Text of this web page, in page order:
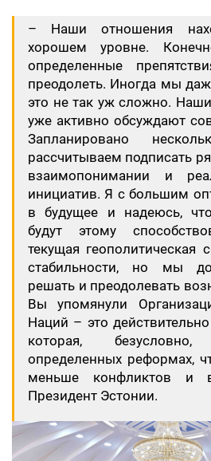
– Наши отношения
хорошем уровне.
определенные
преодолеть. Иногда мы
это не так уж сложно.
уже активно обсуждают
Запланировано
рассчитываем подписать
взаимопонимании и
инициатив. Я с большим
в будущее и надеюсь,
будут этому
текущая геополитическая
стабильности, но мы
решать и преодолевать
Вы упомянули
Наций – это
которая,
определенных реформах,
меньше конфликтов и
Президент Эстонии.